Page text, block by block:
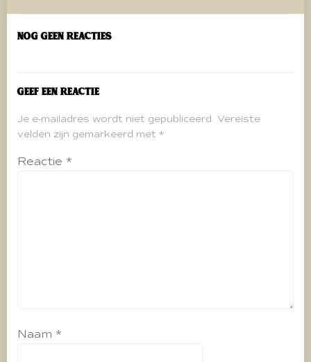
navigatie
Nog geen reacties
Geef een reactie
Je e-mailadres wordt niet gepubliceerd. Vereiste
velden zijn gemarkeerd met *
Reactie *
Naam *